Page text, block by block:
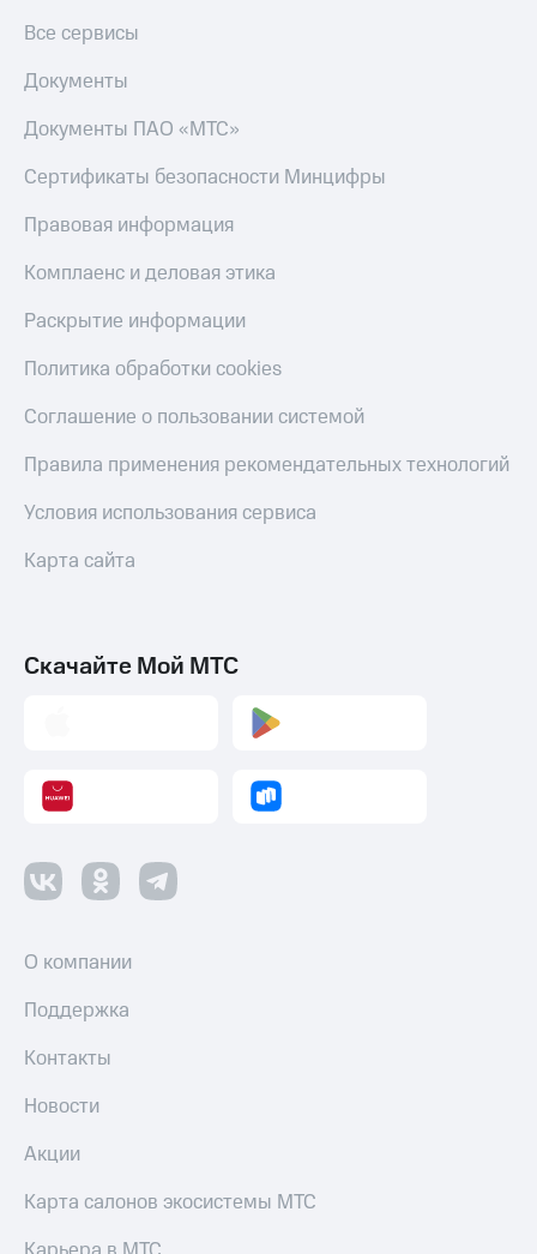
Все сервисы
Документы
Документы ПАО «МТС»
Сертификаты безопасности Минцифры
Правовая информация
Комплаенс и деловая этика
Раскрытие информации
Политика обработки cookies
Соглашение о пользовании системой
Правила применения рекомендательных технологий
Условия использования сервиса
Карта сайта
Скачайте Мой МТС
О компании
Поддержка
Контакты
Новости
Акции
Карта салонов экосистемы МТС